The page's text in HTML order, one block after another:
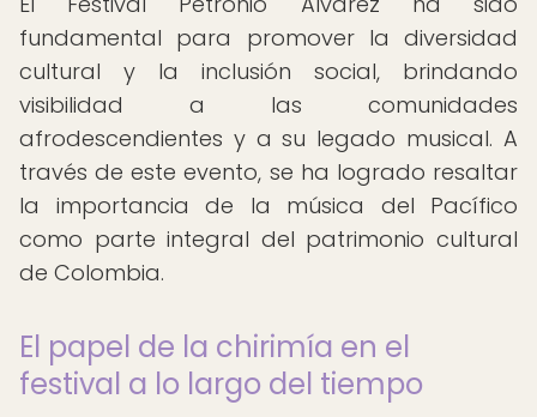
fundamental para promover la diversidad
cultural y la inclusión social, brindando
visibilidad a las comunidades
afrodescendientes y a su legado musical. A
través de este evento, se ha logrado resaltar
la importancia de la música del Pacífico
como parte integral del patrimonio cultural
de Colombia.
El papel de la chirimía en el
festival a lo largo del tiempo